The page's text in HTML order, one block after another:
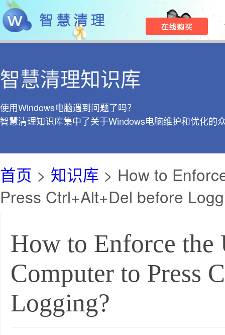
智慧清理知识库
使用Windows电脑遇到问题了吗？
智慧清理知识库集中了关于Windows电脑维护和优化的
首页 > 知识库 > How to
Press Ctrl+Alt+Del before
How to Enforce the
Computer to Press
Logging?